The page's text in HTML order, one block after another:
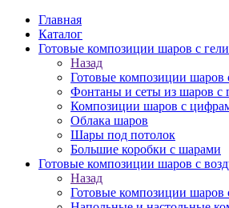
Главная
Каталог
Готовые композиции шаров с
Назад
Готовые композиции шаров
Фонтаны и сеты из шаров с
Композиции шаров с
Облака шаров
Шары под потолок
Большие коробки с шарами
Готовые композиции шаров с
Назад
Готовые композиции шаров